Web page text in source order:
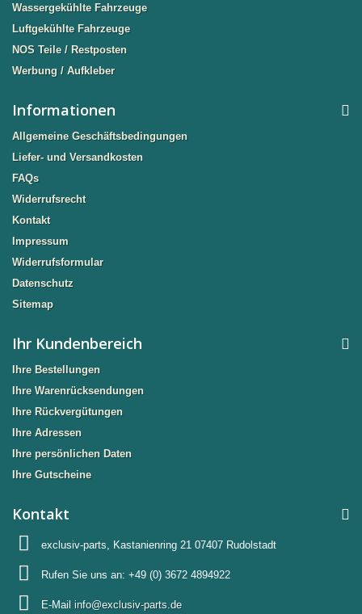
Wassergekühlte Fahrzeuge
Luftgekühlte Fahrzeuge
NOS Teile / Restposten
Werbung / Aufkleber
Informationen
Allgemeine Geschäftsbedingungen
Liefer- und Versandkosten
FAQs
Widerrufsrecht
Kontakt
Impressum
Widerrufsformular
Datenschutz
Sitemap
Ihr Kundenbereich
Ihre Bestellungen
Ihre Warenrücksendungen
Ihre Rückvergütungen
Ihre Adressen
Ihre persönlichen Daten
Ihre Gutscheine
Kontakt
exclusiv-parts, Kastanienring 21 07407 Rudolstadt
Rufen Sie uns an: +49 (0) 3672 4894922
E-Mail info@exclusiv-parts.de